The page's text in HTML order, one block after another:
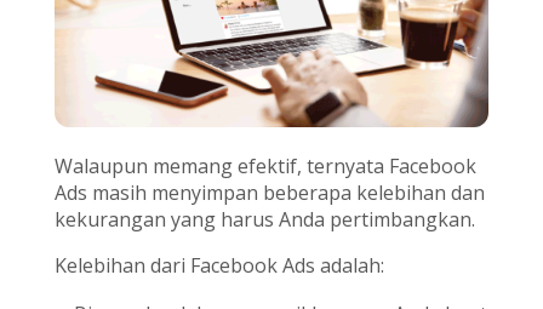
Walaupun memang efektif, ternyata Facebook
Ads masih menyimpan beberapa kelebihan dan
kekurangan yang harus Anda pertimbangkan.
Kelebihan dari Facebook Ads adalah: